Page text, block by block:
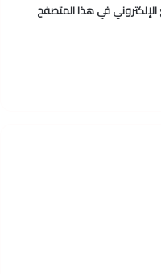
في هذا المتصفح